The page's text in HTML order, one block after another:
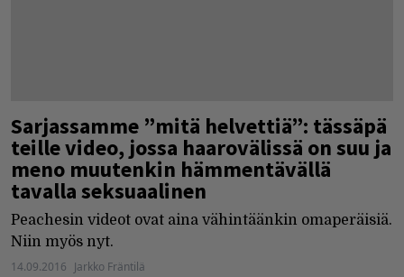
Sarjassamme ”mitä helvettiä”: tässäpä
teille video, jossa haarovälissä on suu ja
meno muutenkin hämmentävällä
tavalla seksuaalinen
Peachesin videot ovat aina vähintäänkin omaperäisiä.
Niin myös nyt.
14.09.2016 Jarkko Fräntilä